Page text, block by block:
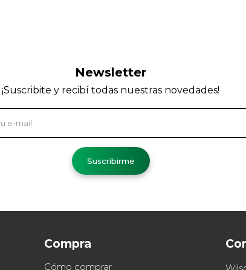
Compra
Cómo comprar
Newsletter
¡Suscribite y recibí todas nuestras novedades!
Suscribirme